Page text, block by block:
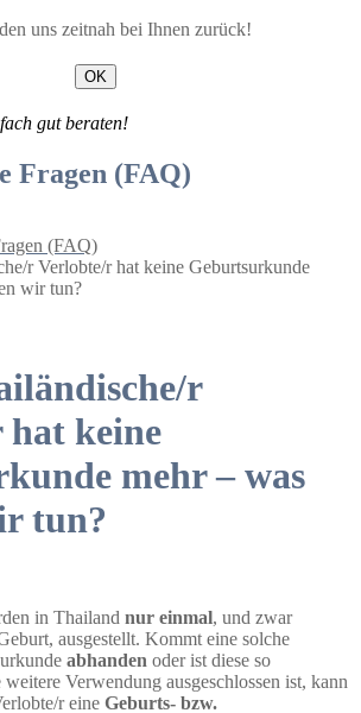
uns zeitnah bei Ihnen zurück!
OK
gut beraten!
Fragen (FAQ)
(FAQ)
r Verlobte/r hat keine Geburtsurkunde
wir tun?
r
keine
mehr – was
tun?
in Thailand nur einmal, und zwar
ausgestellt. Kommt eine solche
abhanden oder ist diese so
weitere Verwendung ausgeschlossen ist, kann
r eine Geburts- bzw.